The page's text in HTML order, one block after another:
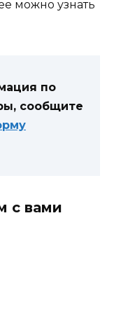
можно узнать
по
сообщите
с вами